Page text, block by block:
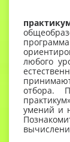
любого
отбора.
умений и